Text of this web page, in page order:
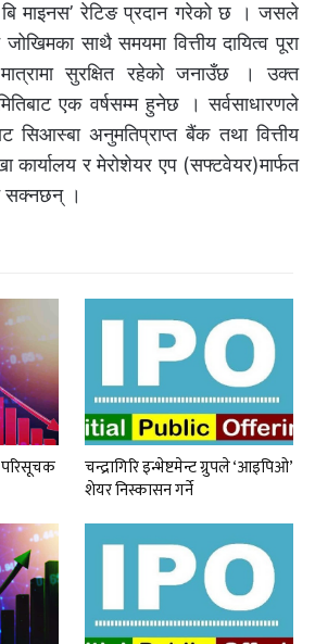
माइनस’ रेटिङ प्रदान गरेको छ । जसले
साथै समयमा वित्तीय दायित्व पूरा
सुरक्षित रहेको जनाउँछ । उक्त
एक वर्षसम्म हुनेछ । सर्वसाधारणले
सिआस्बा अनुमतिप्राप्त बैंक तथा वित्तीय
कार्यालय र मेरोशेयर एप (सफ्टवेयर)मार्फत
सक्नछन् ।
परिसूचक
चन्द्रागिरि इन्भेष्टमेन्ट ग्रुपले ‘आइपिओ’
शेयर निस्कासन गर्ने